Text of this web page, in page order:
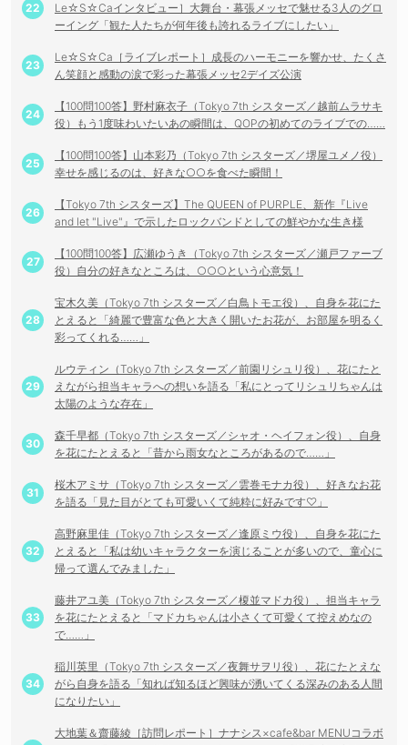
Le☆S☆Caインタビュー］大舞台・幕張メッセで魅せる3人のグロ
ーイング「観た人たちが何年後も誇れるライブにしたい」
Le☆S☆Ca［ライブレポート］成長のハーモニーを響かせ、たくさ
ん笑顔と感動の涙で彩った幕張メッセ2デイズ公演
【100問100答】野村麻衣子（Tokyo 7th シスターズ／越前ムラサキ
役）もう1度味わいたいあの瞬間は、QOPの初めてのライブでの……
【100問100答】山本彩乃（Tokyo 7th シスターズ／堺屋ユメノ役）
幸せを感じるのは、好きな○○を食べた瞬間！
【Tokyo 7th シスターズ】The QUEEN of PURPLE、新作『Live
and let "Live"』で示したロックバンドとしての鮮やかな生き様
【100問100答】広瀬ゆうき（Tokyo 7th シスターズ／瀬戸ファーブ
役）自分の好きなところは、○○○という心意気！
宝木久美（Tokyo 7th シスターズ／白鳥トモエ役）、自身を花にた
とえると「綺麗で豊富な色と大きく開いたお花が、お部屋を明るく
彩ってくれる……」
ルウティン（Tokyo 7th シスターズ／前園リシュリ役）、花にたと
えながら担当キャラへの想いを語る「私にとってリシュリちゃんは
太陽のような存在」
森千早都（Tokyo 7th シスターズ／シャオ・ヘイフォン役）、自身
を花にたとえると「昔から雨女なところがあるので……」
桜木アミサ（Tokyo 7th シスターズ／雲巻モナカ役）、好きなお花
を語る「見た目がとても可愛いくて純粋に好みです♡」
高野麻里佳（Tokyo 7th シスターズ／逢原ミウ役）、自身を花にた
とえると「私は幼いキャラクターを演じることが多いので、童心に
帰って選んでみました」
藤井アユ美（Tokyo 7th シスターズ／榎並マドカ役）、担当キャラ
を花にたとえると「マドカちゃんは小さくて可愛くて控えめなの
で……」
稲川英里（Tokyo 7th シスターズ／夜舞サヲリ役）、花にたとえな
がら自身を語る「知れば知るほど興味が湧いてくる深みのある人間
になりたい」
大地葉＆齋藤綾［訪問レポート］ナナシス×cafe&bar MENUコラボ